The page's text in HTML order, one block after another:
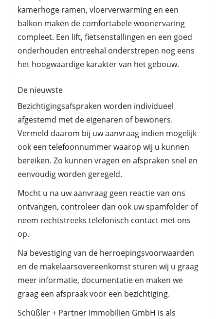
kamerhoge ramen, vloerverwarming en een
balkon maken de comfortabele woonervaring
compleet. Een lift, fietsenstallingen en een goed
onderhouden entreehal onderstrepen nog eens
het hoogwaardige karakter van het gebouw.
De nieuwste
Bezichtigingsafspraken worden individueel
afgestemd met de eigenaren of bewoners.
Vermeld daarom bij uw aanvraag indien mogelijk
ook een telefoonnummer waarop wij u kunnen
bereiken. Zo kunnen vragen en afspraken snel en
eenvoudig worden geregeld.
Mocht u na uw aanvraag geen reactie van ons
ontvangen, controleer dan ook uw spamfolder of
neem rechtstreeks telefonisch contact met ons
op.
Na bevestiging van de herroepingsvoorwaarden
en de makelaarsovereenkomst sturen wij u graag
meer informatie, documentatie en maken we
graag een afspraak voor een bezichtiging.
Schüßler + Partner Immobilien GmbH is als